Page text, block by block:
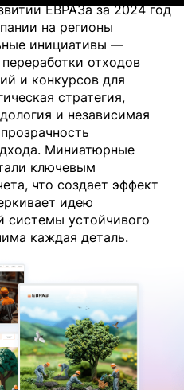
ЕВРАЗа за 2024 год
на регионы
инициативы —
отходов
и конкурсов для
стратегия,
и независимая
Миниатюрные
ключевым
что создает эффект
идею
системы устойчивого
каждая деталь.